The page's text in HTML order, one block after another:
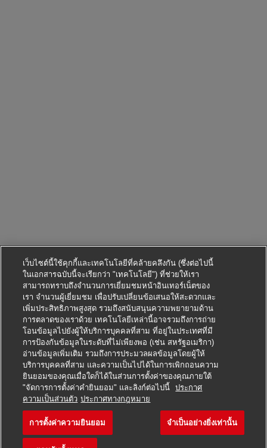
สมัครตำแหน่งนี้
เว็บไซต์นี้ใช้คุกกี้และเทคโนโลยีที่คล้ายคลึงกัน (ซึ่งต่อไปนี้
ในเอกสารฉบับนี้จะเรียกว่า "เทคโนโลยี") ที่ช่วยให้เรา
สามารถทราบถึงจำนวนการเยี่ยมชมหน้าอินเทอร์เน็ตของ
เรา จำนวนผู้เยี่ยมชม เพื่อปรับเปลี่ยนข้อเสนอให้สะดวกและ
เพิ่มประสิทธิภาพสูงสุด รวมถึงสนับสนุนความพยายามด้าน
การตลาดของเราด้วย เทคโนโลยีเหล่านี้อาจรวมถึงการถ่าย
โอนข้อมูลไปยังผู้ให้บริการบุคคลที่สาม ที่อยู่ในประเทศที่มี
การป้องกันข้อมูลในระดับที่ไม่เพียงพอ (เช่น สหรัฐอเมริกา)
อ่านข้อมูลเพิ่มเติม รวมถึงการประมวลผลข้อมูลโดยผู้ให้
บริการบุคคลที่สาม และความเป็นไปได้ในการเพิกถอนความ
ยินยอมของคุณเมื่อใดก็ได้ในส่วนการตั้งค่าของคุณภายใต้
"จัดการการตั้งค่าคำยินยอม" และลิงก์ต่อไปนี้
ประกาศ
ความเป็นส่วนตัว ประกาศทางกฎหมาย
การตั้งค่าความยินยอม จำเป็นอย่างยิ่งเท่านั้น